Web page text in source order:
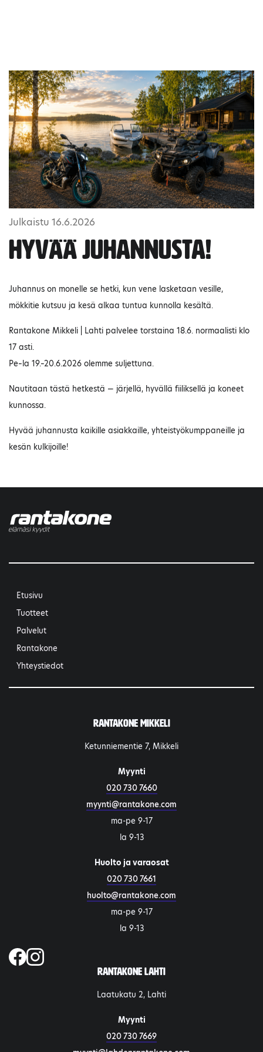
Julkaistu 16.6.2026
Hyvää juhannusta!
Juhannus on monelle se hetki, kun vene lasketaan vesille,
mökkitie kutsuu ja kesä alkaa tuntua kunnolla kesältä.
Rantakone Mikkeli | Lahti palvelee torstaina 18.6. normaalisti klo
17 asti.
Pe–la 19.–20.6.2026 olemme suljettuna.
Nautitaan tästä hetkestä — järjellä, hyvällä fiiliksellä ja koneet
kunnossa.
Hyvää juhannusta kaikille asiakkaille, yhteistyökumppaneille ja
kesän kulkijoille!
Etusivu
Tuotteet
Palvelut
Rantakone
Yhteystiedot
Rantakone Mikkeli
Ketunniementie 7, Mikkeli
Myynti
020 730 7660
myynti@rantakone.com
ma-pe 9-17
la 9-13
Huolto ja varaosat
020 730 7661
huolto@rantakone.com
ma-pe 9-17
la 9-13
Rantakone Lahti
Laatukatu 2, Lahti
Myynti
020 730 7669